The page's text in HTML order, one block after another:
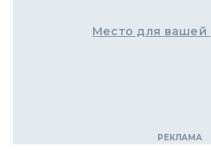
Место для вашей